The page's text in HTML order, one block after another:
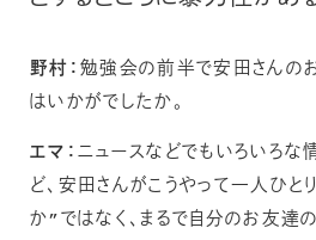
野村：勉強会の前半で安田さんの
はいかがでしたか。
エマ：ニュースなどでもいろいろな
ど、安田さんがこうやって一人ひ
か”ではなく、まるで自分のお友達